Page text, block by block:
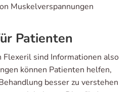
Muskelverspannungen
Patienten
Flexeril sind Informationen also
können Patienten helfen,
besser zu verstehen